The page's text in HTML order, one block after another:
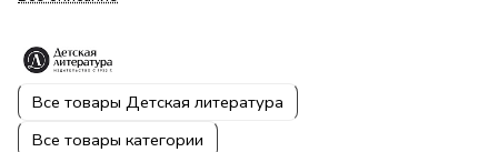
Все товары Детская литература
Все товары категории